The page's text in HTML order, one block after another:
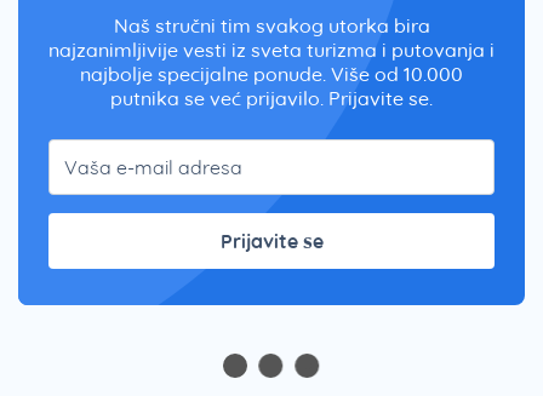
Naš stručni tim svakog utorka bira
najzanimljivije vesti iz sveta turizma i putovanja i
najbolje specijalne ponude. Više od 10.000
putnika se već prijavilo. Prijavite se.
Prijavite se